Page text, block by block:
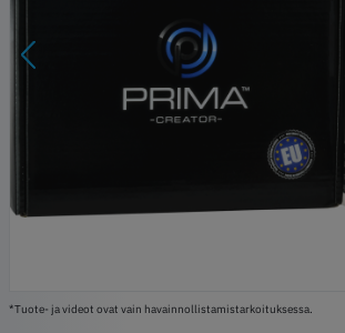
*Tuote- ja videot ovat vain havainnollistamistarkoituksessa.